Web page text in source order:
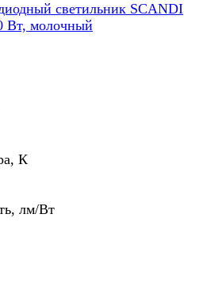
светильник SCANDI
Вт, молочный
К
лм/Вт